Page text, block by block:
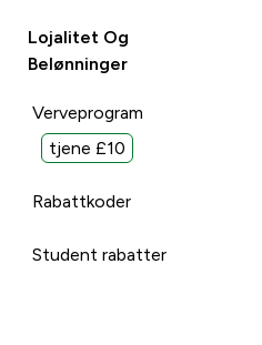
Lojalitet Og
Belønninger
Verveprogram
tjene £10
Rabattkoder
Student rabatter